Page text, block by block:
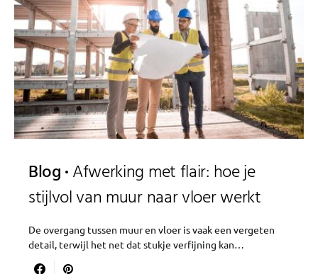
Blog Afwerking met flair: hoe je
stijlvol van muur naar vloer werkt
De overgang tussen muur en vloer is vaak een vergeten
detail, terwijl het net dat stukje verfijning kan…